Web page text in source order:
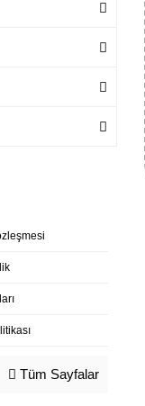
Tüm Sayfalar